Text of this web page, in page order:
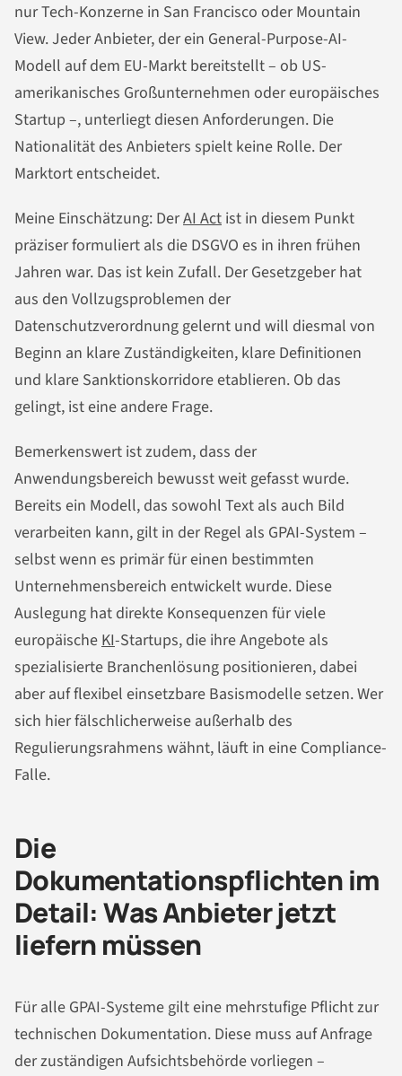
nur Tech-Konzerne in San Francisco oder Mountain
View. Jeder Anbieter, der ein General-Purpose-AI-
Modell auf dem EU-Markt bereitstellt – ob US-
amerikanisches Großunternehmen oder europäisches
Startup –, unterliegt diesen Anforderungen. Die
Nationalität des Anbieters spielt keine Rolle. Der
Marktort entscheidet.
Meine Einschätzung: DerAI Act ist in diesem Punkt
präziser formuliert als die DSGVO es in ihren frühen
Jahren war. Das ist kein Zufall. Der Gesetzgeber hat
aus den Vollzugsproblemen der
Datenschutzverordnung gelernt und will diesmal von
Beginn an klare Zuständigkeiten, klare Definitionen
und klare Sanktionskorridore etablieren. Ob das
gelingt, ist eine andere Frage.
Bemerkenswert ist zudem, dass der
Anwendungsbereich bewusst weit gefasst wurde.
Bereits ein Modell, das sowohl Text als auch Bild
verarbeiten kann, gilt in der Regel als GPAI-System –
selbst wenn es primär für einen bestimmten
Unternehmensbereich entwickelt wurde. Diese
Auslegung hat direkte Konsequenzen für viele
europäische KI-Startups, die ihre Angebote als
spezialisierte Branchenlösung positionieren, dabei
aber auf flexibel einsetzbare Basismodelle setzen. Wer
sich hier fälschlicherweise außerhalb des
Regulierungsrahmens wähnt, läuft in eine Compliance-
Falle.
Die
Dokumentationspflichten im
Detail: Was Anbieter jetzt
liefern müssen
Für alle GPAI-Systeme gilt eine mehrstufige Pflicht zur
technischen Dokumentation. Diese muss auf Anfrage
der zuständigen Aufsichtsbehörde vorliegen –